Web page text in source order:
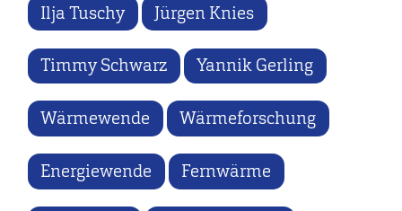
Ilja Tuschy Jürgen Knies
Timmy Schwarz Yannik Gerling
Wärmewende Wärmeforschung
Energiewende Fernwärme